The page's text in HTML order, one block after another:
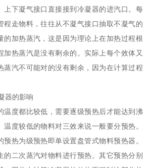
上下凝气接口直接接到冷凝器的进汽口。每
程走物料，往往从不凝气接口抽取不凝气的
的加热蒸汽，这是因为理论上在加热过程根
加热蒸汽是没有剩余的。实际上每个效体又
蒸汽不可能对的没有剩余，因为在计算过程
器的影响
温度都比较低，需要逐级预热后才能达到沸
温度较低的物料对三效来说一般要分预热。
热为级预热即单设置盘管式物料预热器。
的二次蒸汽对物料进行预热。其它预热分别